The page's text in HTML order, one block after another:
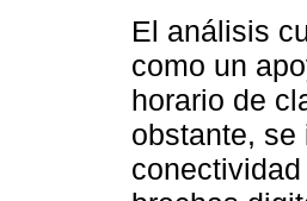
El análisis
como un
horario de
obstante,